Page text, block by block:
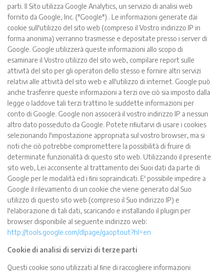
parti. Il Sito utilizza Google Analytics, un servizio di analisi web
fornito da Google, Inc. ("Google") . Le informazioni generate dai
cookie sull'utilizzo del sito web (compreso il Vostro indirizzo IP in
forma anonima) verranno trasmesse e depositate presso i server di
Google. Google utilizzerà queste informazioni allo scopo di
esaminare il Vostro utilizzo del sito web, compilare report sulle
attività del sito per gli operatori dello stesso e fornire altri servizi
relativi alle attività del sito web e all'utilizzo di internet. Google può
anche trasferire queste informazioni a terzi ove ciò sia imposto dalla
legge o laddove tali terzi trattino le suddette informazioni per
conto di Google. Google non assocerà il vostro indirizzo IP a nessun
altro dato posseduto da Google. Potete riﬁutarvi di usare i cookies
selezionando l'impostazione appropriata sul vostro browser, ma si
noti che ciò potrebbe compromettere la possibilità di fruire di
determinate funzionalità di questo sito web. Utilizzando il presente
sito web, Lei acconsente al trattamento dei Suoi dati da parte di
Google per le modalità ed i ﬁni sopraindicati. E' possibile impedire a
Google il rilevamento di un cookie che viene generato dal Suo
utilizzo di questo sito web (compreso il Suo indirizzo IP) e
l'elaborazione di tali dati, scaricando e installando il plugin per
browser disponibile al seguente indirizzo web:
http://tools.google.com/dlpage/gaoptout?hl=en
Cookie di analisi di servizi di terze parti
Questi cookie sono utilizzati al ﬁne di raccogliere informazioni